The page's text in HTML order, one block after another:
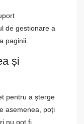
de gestionare a
paginii.
și
pentru a șterge
asemenea, poți
nu pot fi